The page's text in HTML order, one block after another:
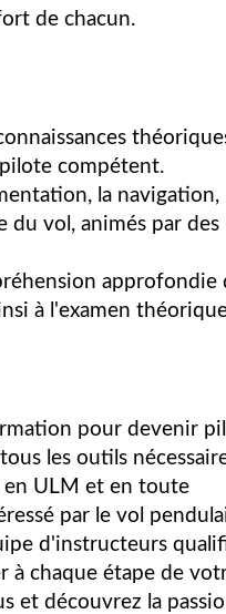
de chacun.
compétent.
la navigation,
du vol, animés par des
approfondie
à l'examen
pour devenir
les outils
ULM et en toute
par le vol
d'instructeurs
à chaque étape de
et découvrez la